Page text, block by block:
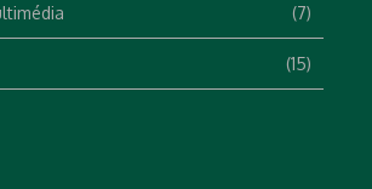
(7)
(15)